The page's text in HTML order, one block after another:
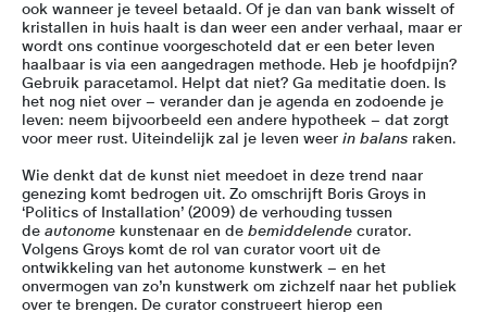
ook wanneer je teveel betaald. Of je dan van bank wisselt of
kristallen in huis haalt is dan weer een ander verhaal, maar er
wordt ons continue voorgeschoteld dat er een beter leven
haalbaar is via een aangedragen methode. Heb je hoofdpijn?
Gebruik paracetamol. Helpt dat niet? Ga meditatie doen. Is
het nog niet over – verander dan je agenda en zodoende je
leven: neem bijvoorbeeld een andere hypotheek – dat zorgt
voor meer rust. Uiteindelijk zal je leven weer in balans raken.
Wie denkt dat de kunst niet meedoet in deze trend naar
genezing komt bedrogen uit. Zo omschrijft Boris Groys in
‘Politics of Installation’ (2009) de verhouding tussen
de autonome kunstenaar en de bemiddelende curator.
Volgens Groys komt de rol van curator voort uit de
ontwikkeling van het autonome kunstwerk – en het
onvermogen van zo’n kunstwerk om zichzelf naar het publiek
over te brengen. De curator construeert hierop een